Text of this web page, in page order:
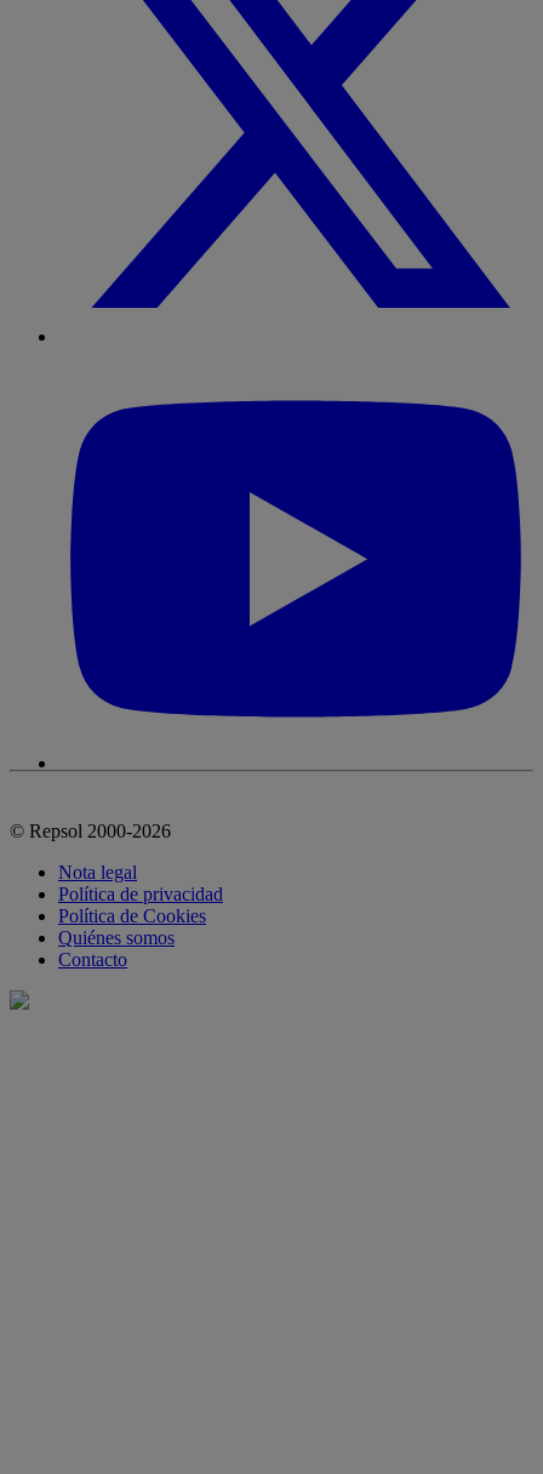
© Repsol 2000-2026
Nota legal
Política de privacidad
Política de Cookies
Quiénes somos
Contacto